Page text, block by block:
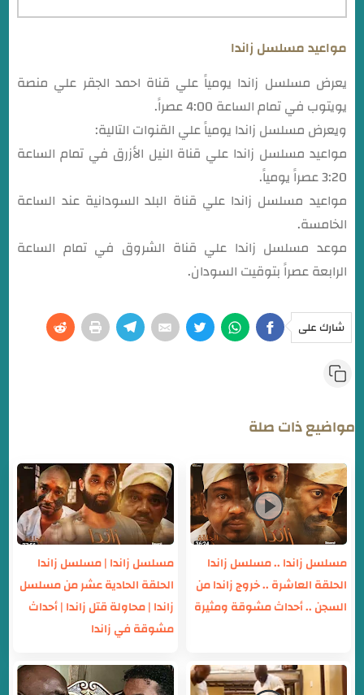
مواعيد مسلسل زاندا
يعرض مسلسل زاندا يومياً علي قناة احمد الجقر علي منصة
يويتوب في تمام الساعة 4:00 عصراً.
ويعرض مسلسل زاندا يومياً علي القنوات التالية:
مواعيد مسلسل زاندا علي قناة النيل الأزرق في تمام الساعة
3:20 عصراً يومياً.
مواعيد مسلسل زاندا علي قناة البلد السودانية عند الساعة
الخامسة.
موعد مسلسل زاندا علي قناة الشروق في تمام الساعة
الرابعة عصراً بتوقيت السودان.
شارك على
مواضيع ذات صلة
مسلسل زاندا .. مسلسل زاندا
الحلقة العاشرة .. خروج زاندا من
السجن .. أحداث مشوقة ومثيرة
مسلسل زاندا | مسلسل زاندا
الحلقة الحادية عشر من مسلسل
زاندا | محاولة قتل زاندا | أحداث
مشوقة في زاندا